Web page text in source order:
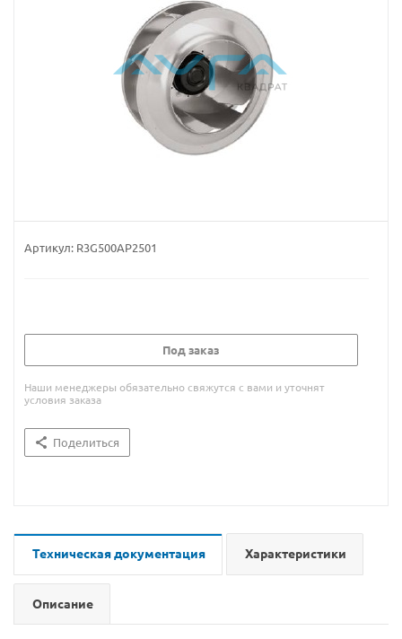
Артикул: R3G500AP2501
Под заказ
Наши менеджеры обязательно свяжутся с вами и уточнят
условия заказа
Поделиться
Техническая документация Характеристики
Описание